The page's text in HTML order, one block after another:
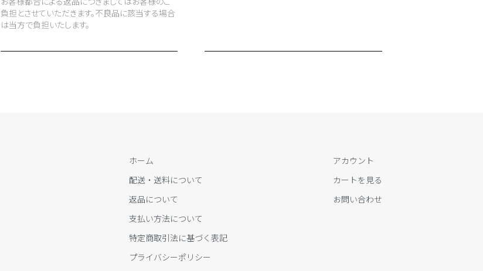
負担とさせていただきます。不良品に該当する場合
は当方で負担いたします。
ホーム
配送・送料について
返品について
支払い方法について
特定商取引法に基づく表記
プライバシーポリシー
アカウント
カートを見る
お問い合わせ